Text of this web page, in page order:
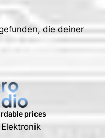
die deiner
prices